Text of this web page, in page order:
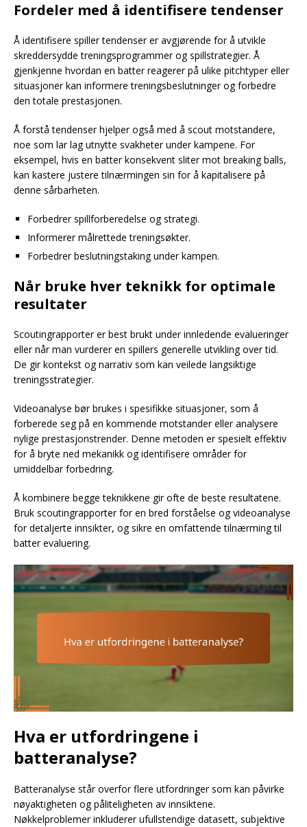
Fordeler med å identifisere tendenser
Å identifisere spiller tendenser er avgjørende for å utvikle
skreddersydde treningsprogrammer og spillstrategier. Å
gjenkjenne hvordan en batter reagerer på ulike pitchtyper eller
situasjoner kan informere treningsbeslutninger og forbedre
den totale prestasjonen.
Å forstå tendenser hjelper også med å scout motstandere,
noe som lar lag utnytte svakheter under kampene. For
eksempel, hvis en batter konsekvent sliter mot breaking balls,
kan kastere justere tilnærmingen sin for å kapitalisere på
denne sårbarheten.
Forbedrer spillforberedelse og strategi.
Informerer målrettede treningsøkter.
Forbedrer beslutningstaking under kampen.
Når bruke hver teknikk for optimale
resultater
Scoutingrapporter er best brukt under innledende evalueringer
eller når man vurderer en spillers generelle utvikling over tid.
De gir kontekst og narrativ som kan veilede langsiktige
treningsstrategier.
Videoanalyse bør brukes i spesifikke situasjoner, som å
forberede seg på en kommende motstander eller analysere
nylige prestasjonstrender. Denne metoden er spesielt effektiv
for å bryte ned mekanikk og identifisere områder for
umiddelbar forbedring.
Å kombinere begge teknikkene gir ofte de beste resultatene.
Bruk scoutingrapporter for en bred forståelse og videoanalyse
for detaljerte innsikter, og sikre en omfattende tilnærming til
batter evaluering.
Hva er utfordringene i
batteranalyse?
Batteranalyse står overfor flere utfordringer som kan påvirke
nøyaktigheten og påliteligheten av innsiktene.
Nøkkelproblemer inkluderer ufullstendige datasett, subjektive